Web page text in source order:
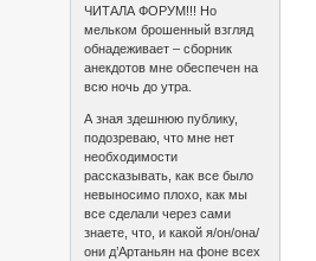
ЧИТАЛА ФОРУМ!!! Но
мельком брошенный взгляд
обнадеживает – сборник
анекдотов мне обеспечен на
всю ночь до утра.
А зная здешнюю публику,
подозреваю, что мне нет
необходимости
рассказывать, как все было
невыносимо плохо, как мы
все сделали через сами
знаете, что, и какой я/он/она/
они д’Артаньян на фоне всех